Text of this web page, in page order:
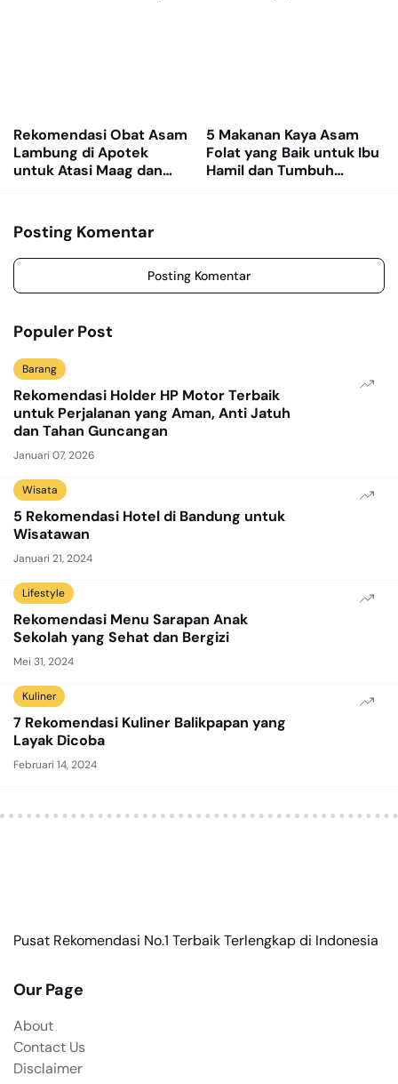
Rekomendasi Obat Asam
Lambung di Apotek
untuk Atasi Maag dan
5 Makanan Kaya Asam
Folat yang Baik untuk Ibu
Hamil dan Tumbuh
Posting Komentar
Posting Komentar
Populer Post
Barang
Rekomendasi Holder HP Motor Terbaik
untuk Perjalanan yang Aman, Anti Jatuh
dan Tahan Guncangan
Januari 07, 2026
Wisata
5 Rekomendasi Hotel di Bandung untuk
Wisatawan
Januari 21, 2024
Lifestyle
Rekomendasi Menu Sarapan Anak
Sekolah yang Sehat dan Bergizi
Mei 31, 2024
Kuliner
7 Rekomendasi Kuliner Balikpapan yang
Layak Dicoba
Februari 14, 2024
Pusat Rekomendasi No.1 Terbaik Terlengkap di Indonesia
Our Page
About
Contact Us
Disclaimer